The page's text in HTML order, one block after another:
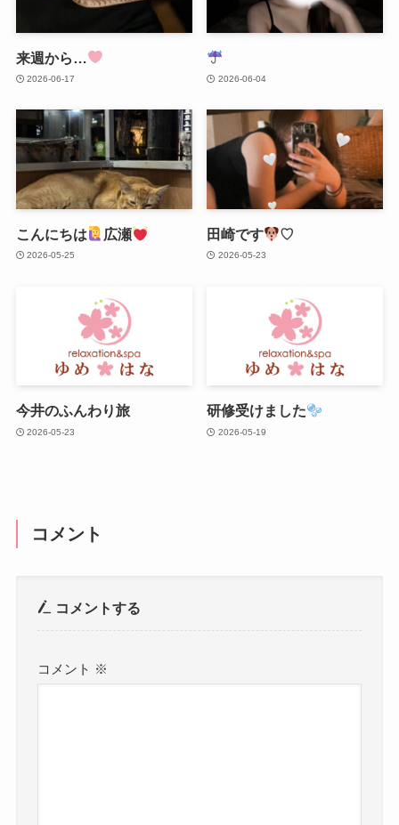
来週から…
2026-06-17 2026-06-04
こんにちは 広瀬
2026-05-25
田崎です ♡
2026-05-23
今井のふんわり旅
2026-05-23
研修受けました
2026-05-19
コメント
コメントする
コメント ※